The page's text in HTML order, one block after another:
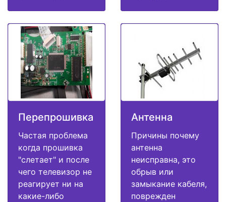
Перепрошивка
Частая проблема
когда прошивка
"слетает" и после
чего телевизор не
реагирует ни на
какие-либо
Антенна
Причины почему
антенна
неисправна, это
обрыв или
замыкание кабеля,
поврежден